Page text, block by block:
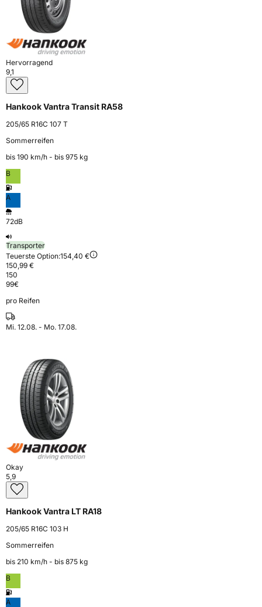
Hervorragend
9,1
Hankook Vantra Transit RA58
205/65 R16C 107 T
Sommerreifen
bis 190 km⁠/⁠h - bis 975 kg
B
A
72dB
Transporter
Teuerste Option:154,40 €
150,99 €
150
99€
pro Reifen
Mi. 12.08. - Mo. 17.08.
Okay
5,9
Hankook Vantra LT RA18
205/65 R16C 103 H
Sommerreifen
bis 210 km⁠/⁠h - bis 875 kg
B
A